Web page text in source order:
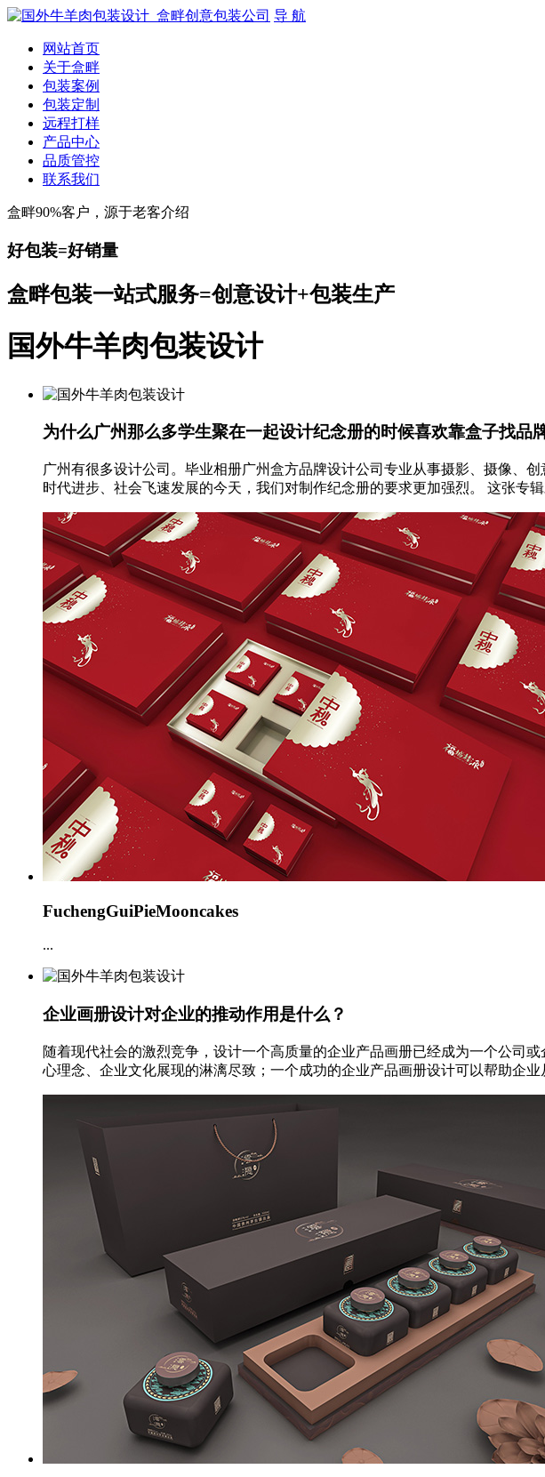
导 航
网站首页
关于盒畔
包装案例
包装定制
远程打样
产品中心
品质管控
联系我们
盒畔90%客户，源于老客介绍
好包装=好销量
盒畔包装一站式服务=创意设计+包装生产
国外牛羊肉包装设计
为什么广州那么多学生聚在一起设计纪念册的时候喜欢靠盒子找品
广州有很多设计公司。毕业相册广州盒方品牌设计公司专业从事摄影、摄像、
时代进步、社会飞速发展的今天，我们对制作纪念册的要求更加强烈。 这张专
FuchengGuiPieMooncakes
...
企业画册设计对企业的推动作用是什么？
随着现代社会的激烈竞争，设计一个高质量的企业产品画册已经成为一个公司
心理念、企业文化展现的淋漓尽致；一个成功的企业产品画册设计可以帮助企